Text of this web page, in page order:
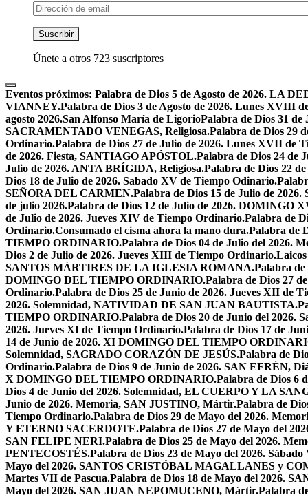
Dirección
de
email
Suscribir
Únete a otros 723 suscriptores
Eventos próximos: Palabra de Dios 5 de Agosto de 2026. LA
VIANNEY.Palabra de Dios 3 de Agosto de 2026. Lunes XVIII
agosto 2026.San Alfonso María de LigorioPalabra de Dios 31
SACRAMENTADO VENEGAS, Religiosa.Palabra de Dios 29
Ordinario.Palabra de Dios 27 de Julio de 2026. Lunes XVII de
de 2026. Fiesta, SANTIAGO APÓSTOL.Palabra de Dios 24 de
Julio de 2026. ANTA BRÍGIDA, Religiosa.Palabra de Dios 22
Dios 18 de Julio de 2026. Sabado XV de Tiempo Odinario.
SEÑORA DEL CARMEN.Palabra de Dios 15 de Julio de
de julio 2026.Palabra de Dios 12 de Julio de 2026.
de Julio de 2026. Jueves XIV de Tiempo Ordinario.Palabra de
Ordinario.Consumado el cisma ahora la mano dura.Palabra de
TIEMPO ORDINARIO.Palabra de Dios 04 de Julio del 2026.
Dios 2 de Julio de 2026. Jueves XIII de Tiempo Ordinario.
SANTOS MÁRTIRES DE LA IGLESIA ROMANA.Palabra de
DOMINGO DEL TIEMPO ORDINARIO.Palabra de Dios 27
Ordinario.Palabra de Dios 25 de Junio de 2026. Jueves XII de
2026. Solemnidad, NATIVIDAD DE SAN JUAN BAUTISTA.
TIEMPO ORDINARIO.Palabra de Dios 20 de Junio del 2026.
2026. Jueves XI de Tiempo Ordinario.Palabra de Dios 17 de
14 de Junio de 2026. XI DOMINGO DEL TIEMPO
Solemnidad, SAGRADO CORAZÓN DE JESÚS.Palabra de
Ordinario.Palabra de Dios 9 de Junio de 2026. SAN EFRÉN,
X DOMINGO DEL TIEMPO ORDINARIO.Palabra de Dios 6
Dios 4 de Junio del 2026. Solemnidad, EL CUERPO Y LA
Junio de 2026. Memoria, SAN JUSTINO, Mártir.Palabra de
Tiempo Ordinario.Palabra de Dios 29 de Mayo del 2026.
Y ETERNO SACERDOTE.Palabra de Dios 27 de Mayo del
SAN FELIPE NERI.Palabra de Dios 25 de Mayo del 2026.
PENTECOSTÉS.Palabra de Dios 23 de Mayo del 2026.
Mayo del 2026. SANTOS CRISTÓBAL MAGALLANES y
Martes VII de Pascua.Palabra de Dios 18 de Mayo del 2026.
Mayo del 2026. SAN JUAN NEPOMUCENO, Mártir.Palabra